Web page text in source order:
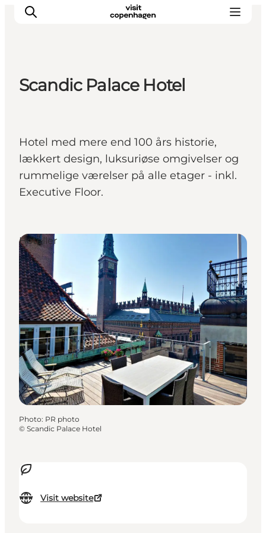
Planera din resa
Scandic Palace Hotel
Hotel med mere end 100 års historie,
lækkert design, luksuriøse omgivelser og
rummelige værelser på alle etager - inkl.
Executive Floor.
Visit website
Hoteller
Photo: PR photo
© Scandic Palace Hotel